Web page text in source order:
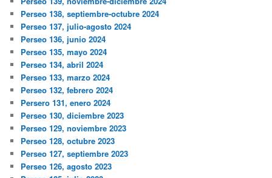
Perseo 138, septiembre-octubre 2024
Perseo 137, julio-agosto 2024
Perseo 136, junio 2024
Perseo 135, mayo 2024
Perseo 134, abril 2024
Perseo 133, marzo 2024
Perseo 132, febrero 2024
Persero 131, enero 2024
Perseo 130, diciembre 2023
Perseo 129, noviembre 2023
Perseo 128, octubre 2023
Perseo 127, septiembre 2023
Perseo 126, agosto 2023